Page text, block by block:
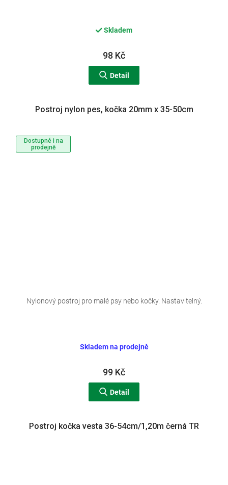
Skladem
98 Kč
Detail
Dostupné i na
prodejně
Postroj nylon pes, kočka 20mm x 35-50cm
Skladem na prodejně
99 Kč
Detail
Nylonový postroj pro malé psy nebo kočky. Nastavitelný.
Postroj kočka vesta 36-54cm/1,20m černá TR